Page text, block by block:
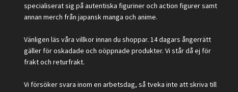
specialiserat sig på autentiska figuriner och action figurer samt
annan merch från japansk manga och anime.
Vänligen läs våra villkor innan du shoppar. 14 dagars ångerrätt
gäller för oskadade och oöppnade produkter. Vi står då ej för
frakt och returfrakt.
Vi försöker svara inom en arbetsdag, så tveka inte att skriva till